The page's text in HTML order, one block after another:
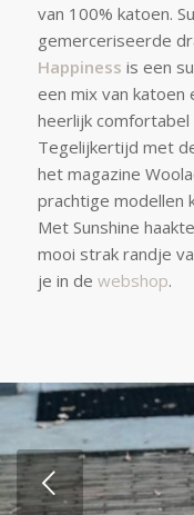
van 100% katoen.
gemerceriseerde
Happiness is een
een mix van
heerlijk comfortabel
Tegelijkertijd met
het magazine
prachtige modellen
Met Sunshine
mooi strak randje
je in de webshop.